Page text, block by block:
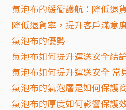
氣泡布的緩衝護航：降低退
降低退貨率，提升客戶滿意
氣泡布的優勢
氣泡布如何提升運送安全結
氣泡布如何提升運送安全 常
氣泡布的氣泡層是如何保護
氣泡布的厚度如何影響保護